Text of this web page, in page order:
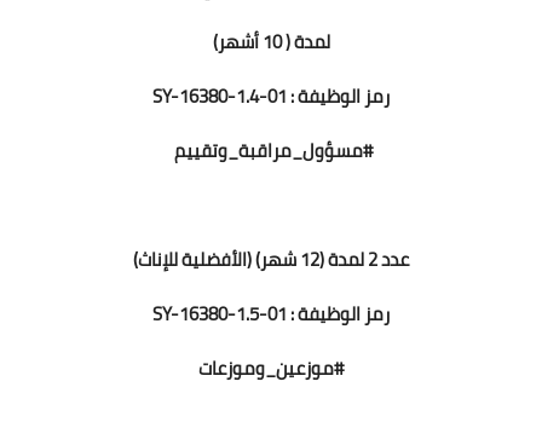
لمدة ( 10 أشهر)
رمز الوظيفة : SY-16380-1.4-01
#مسؤول_مراقبة_وتقييم
عدد 2 لمدة (12 شهر) (الأفضلية للإناث)
رمز الوظيفة : SY-16380-1.5-01
#موزعين_وموزعات